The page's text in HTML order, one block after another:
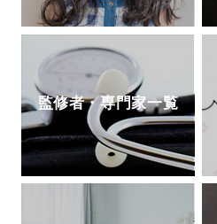
監修者・専門家一覧